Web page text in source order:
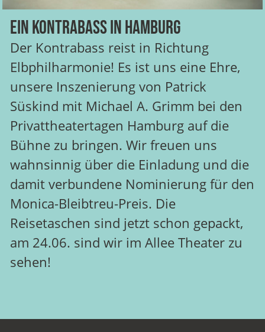
Ein Kontrabass in Hamburg
Der Kontrabass reist in Richtung
Elbphilharmonie! Es ist uns eine Ehre,
unsere Inszenierung von Patrick
Süskind mit Michael A. Grimm bei den
Privattheatertagen Hamburg auf die
Bühne zu bringen. Wir freuen uns
wahnsinnig über die Einladung und die
damit verbundene Nominierung für den
Monica-Bleibtreu-Preis. Die
Reisetaschen sind jetzt schon gepackt,
am 24.06. sind wir im Allee Theater zu
sehen!